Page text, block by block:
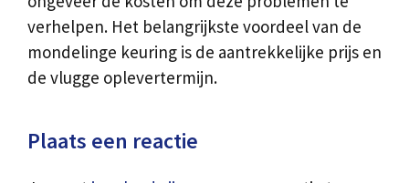
verhelpen. Het belangrijkste voordeel van de
mondelinge keuring is de aantrekkelijke prijs en
de vlugge oplevertermijn.
Plaats een reactie